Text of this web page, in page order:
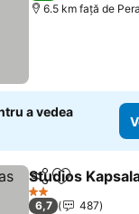
6.5 km faţă de
a vedea
DistribuițiAdăugaţi la
Studios
2 Stele
6,7
487